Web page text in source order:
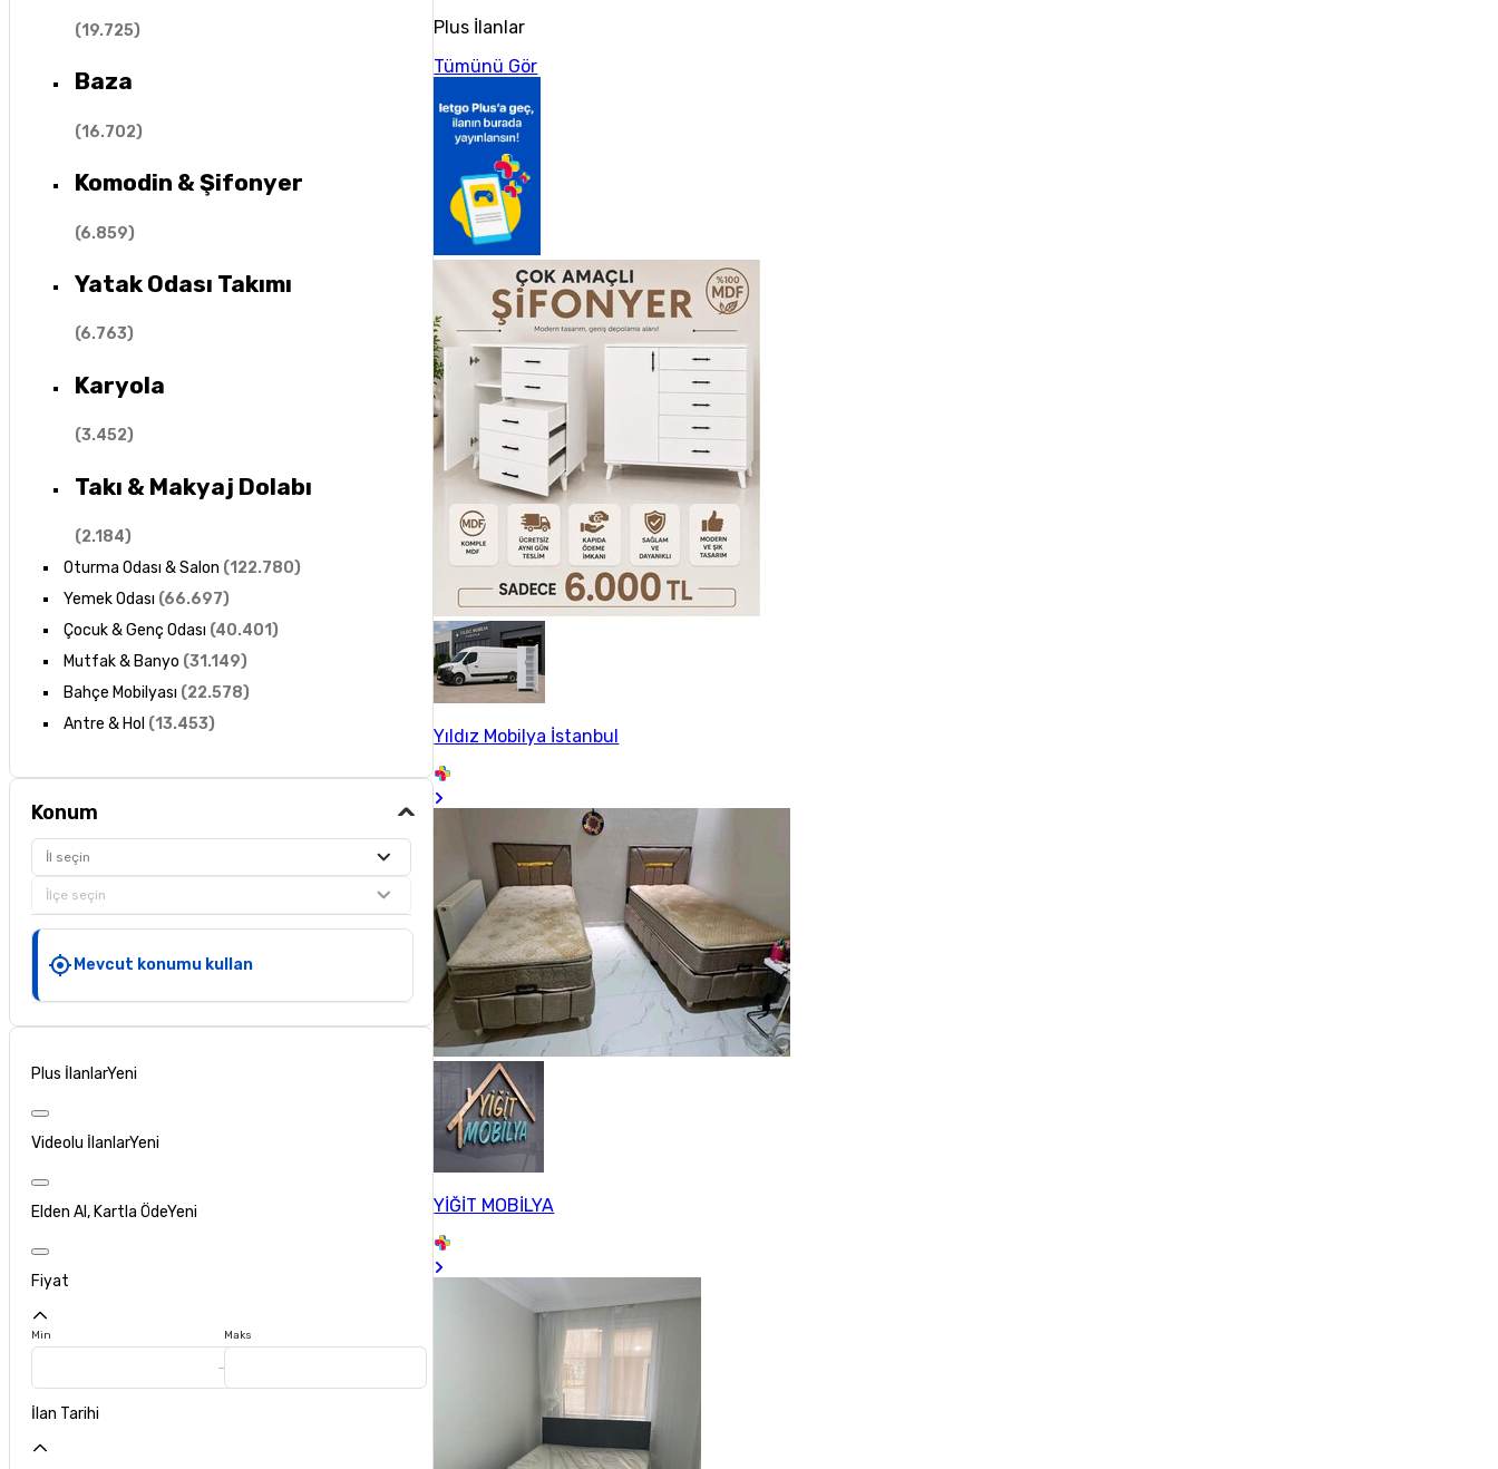
(19.725)
Baza
(16.702)
Komodin & Şifonyer
(6.859)
Yatak Odası Takımı
(6.763)
Karyola
(3.452)
Takı & Makyaj Dolabı
(2.184)
Oturma Odası & Salon (122.780)
Yemek Odası (66.697)
Çocuk & Genç Odası (40.401)
Mutfak & Banyo (31.149)
Bahçe Mobilyası (22.578)
Antre & Hol (13.453)
Konum
İl seçin
İlçe seçin
Mevcut konumu kullan
Plus İlanlarYeni
Videolu İlanlarYeni
Elden Al, Kartla ÖdeYeni
Fiyat
Min Maks
İlan Tarihi
Plus İlanlar
Tümünü Gör
Yıldız Mobilya İstanbul
YİĞİT MOBİLYA